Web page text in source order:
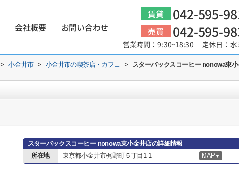
会社概要 お問い合わせ
賃貸 042-595-
売買 042-595-
営業時間：9:30~18:30 定休日：水
> 小金井市 > 小金井市の喫茶店・カフェ >
スターバックスコーヒー nonowa東
スターバックスコーヒー nonowa東小金井店の詳細情報
所在地
東京都小金井市梶野町５丁目1-1 MAP ▼